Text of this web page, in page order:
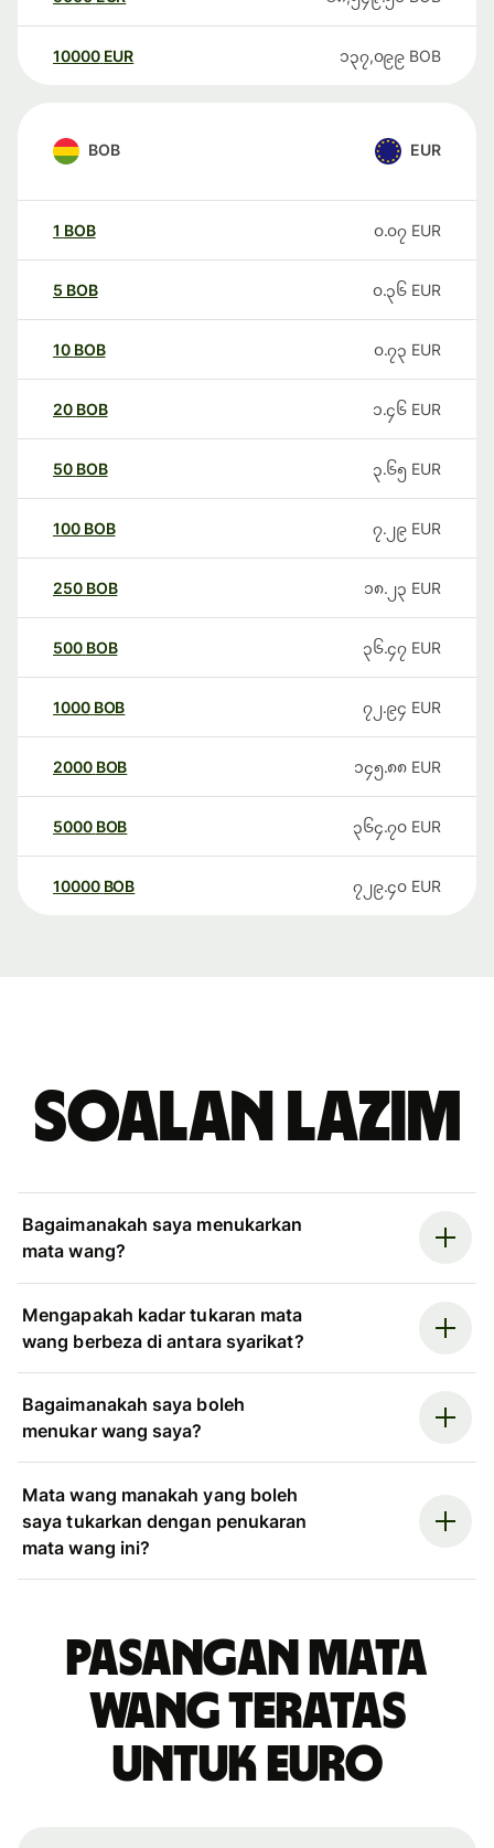
10000 EUR ၁၃၇,၀၉၉ BOB
BOB EUR
1 BOB ၀.၀၇ EUR
5 BOB ၀.၃၆ EUR
10 BOB ၀.၇၃ EUR
20 BOB ၁.၄၆ EUR
50 BOB ၃.၆၅ EUR
100 BOB ၇.၂၉ EUR
250 BOB ၁၈.၂၃ EUR
500 BOB ၃၆.၄၇ EUR
1000 BOB ၇၂.၉၄ EUR
2000 BOB ၁၄၅.၈၈ EUR
5000 BOB ၃၆၄.၇၀ EUR
10000 BOB ၇၂၉.၄၀ EUR
Soalan Lazim
Bagaimanakah saya menukarkan
mata wang?
Mengapakah kadar tukaran mata
wang berbeza di antara syarikat?
Bagaimanakah saya boleh
menukar wang saya?
Mata wang manakah yang boleh
saya tukarkan dengan penukaran
mata wang ini?
Pasangan mata
wang teratas
untuk Euro